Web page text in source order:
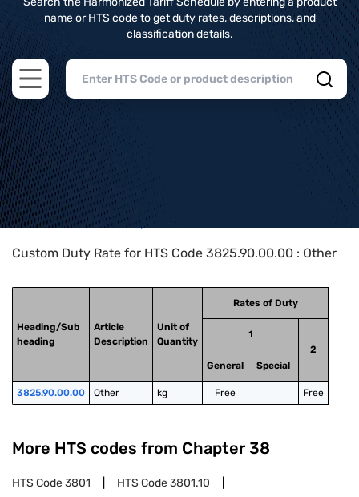
name or HTS code to get duty rates, descriptions, and
classification details.
Open main menu
Home>HTS Codes> Chapter
Custom Duty Rate for HTS Code 3825.90.00.00 : Other
Heading/Sub
heading
Article
Description
Unit of
Quantity
Rates of Duty
1
2
General
Special
3825.90.00.00 Other kg Free Free
More HTS codes from Chapter 38
HTS Code3801 HTS Code3801.10